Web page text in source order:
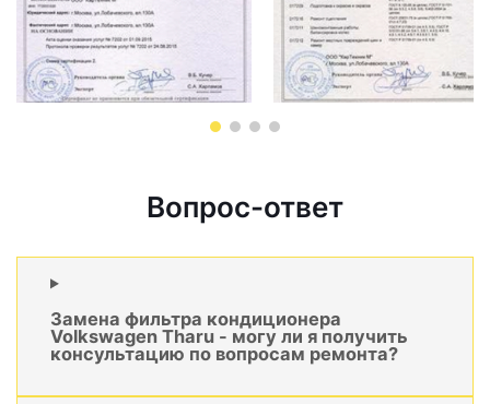
Вопрос-ответ
Замена фильтра кондиционера
Volkswagen Tharu - могу ли я получить
консультацию по вопросам ремонта?